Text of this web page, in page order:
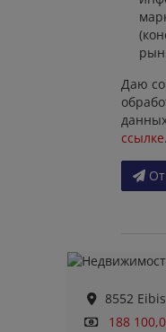
Даю
ссылке.
8552
188